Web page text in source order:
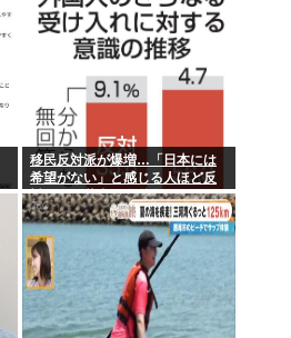
移民反対派が爆増…「日本には
希望がない」と感じる人ほど反
対。進む若者の嫌儲化